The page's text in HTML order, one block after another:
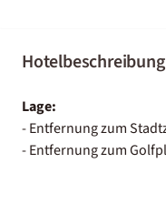
Lage:
- Entfernung zum
- Entfernung zum